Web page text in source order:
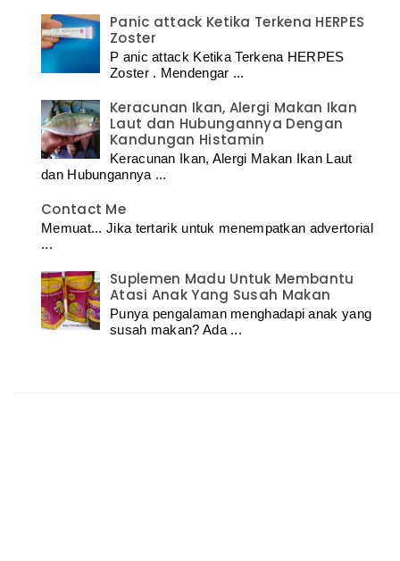
Panic attack Ketika Terkena HERPES
Zoster
P anic attack Ketika Terkena HERPES
Zoster . Mendengar ...
Keracunan Ikan, Alergi Makan Ikan
Laut dan Hubungannya Dengan
Kandungan Histamin
Keracunan Ikan, Alergi Makan Ikan Laut
dan Hubungannya ...
Contact Me
Memuat... Jika tertarik untuk menempatkan advertorial
...
Suplemen Madu Untuk Membantu
Atasi Anak Yang Susah Makan
Punya pengalaman menghadapi anak yang
susah makan? Ada ...